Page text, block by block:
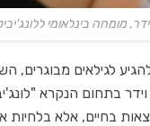
מומחה בינלאומי
לגילאים
בתחום הנקרא
בחיים, אלא